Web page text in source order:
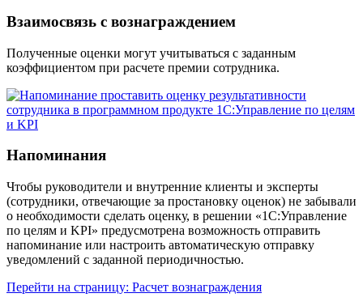
Взаимосвязь с вознаграждением
Полученные оценки могут учитываться с заданным
коэффициентом при расчете премии сотрудника.
Напоминания
Чтобы руководители и внутренние клиенты и эксперты
(сотрудники, отвечающие за простановку оценок) не забывали
о необходимости сделать оценку, в решении «1С:Управление
по целям и KPI» предусмотрена возможность отправить
напоминание или настроить автоматическую отправку
уведомлений с заданной периодичностью.
Перейти на страницу: Расчет вознаграждения